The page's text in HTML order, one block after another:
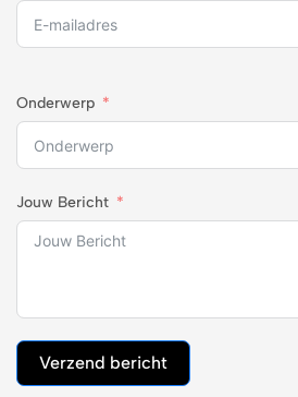
Onderwerp
Jouw Bericht
Verzend bericht